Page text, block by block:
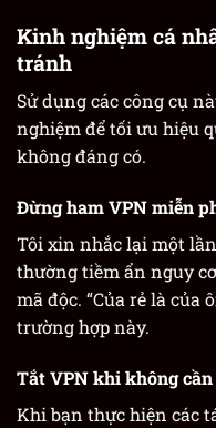
Kinh nghiệm cá
tránh
Sử dụng các công cụ
nghiệm để tối ưu hiệu
không đáng có.
Đừng ham VPN miễn
Tôi xin nhắc lại một
thường tiềm ẩn nguy
mã độc. “Của rẻ là
trường hợp này.
Tắt VPN khi không
Khi bạn thực hiện các